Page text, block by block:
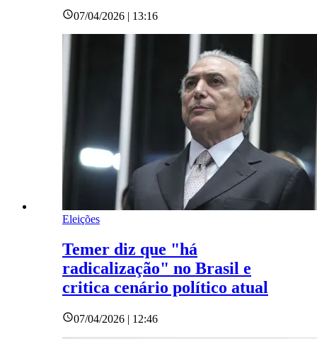
07/04/2026 | 13:16
Eleições
Temer diz que "há
radicalização" no Brasil e
critica cenário político atual
07/04/2026 | 12:46